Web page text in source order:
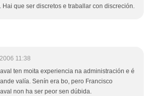
Hai que ser discretos e traballar con discreción.
11:38
ten moita experiencia na administración e é
valía. Senín era bo, pero Francisco
non ha ser peor sen dúbida.